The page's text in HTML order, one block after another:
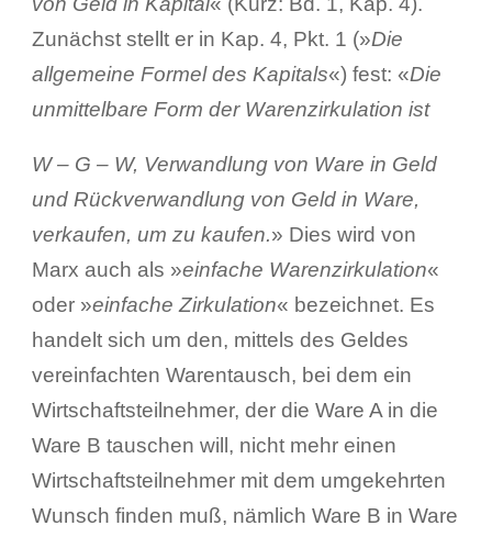
Zunächst stellt er in Kap. 4, Pkt. 1 (»Die
allgemeine Formel des Kapitals«) fest: «Die
unmittelbare Form der Warenzirkulation ist
W – G – W, Verwandlung von Ware in Geld
und Rückverwandlung von Geld in Ware,
verkaufen, um zu kaufen.» Dies wird von
Marx auch als »einfache Warenzirkulation«
oder »einfache Zirkulation« bezeichnet. Es
handelt sich um den, mittels des Geldes
vereinfachten Warentausch, bei dem ein
Wirtschaftsteilnehmer, der die Ware A in die
Ware B tauschen will, nicht mehr einen
Wirtschaftsteilnehmer mit dem umgekehrten
Wunsch finden muß, nämlich Ware B in Ware